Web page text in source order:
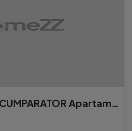
COMISION 0% CUMPARATOR Apartament 3c + LOC PARCARE + GRĂDIN